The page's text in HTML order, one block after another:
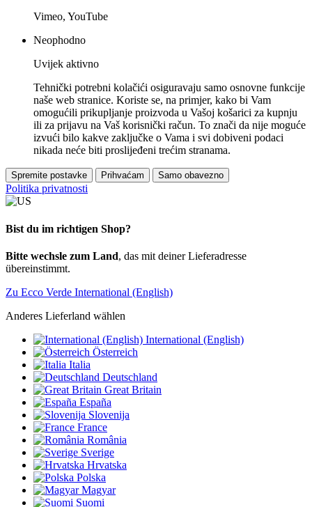
Vimeo, YouTube
Neophodno
Uvijek aktivno
Tehnički potrebni kolačići osiguravaju samo osnovne funkcije
naše web stranice. Koriste se, na primjer, kako bi Vam
omogućili prikupljanje proizvoda u Vašoj košarici za kupnju
ili za prijavu na Vaš korisnički račun. To znači da nije moguće
izvući bilo kakve zaključke o Vama i svi dobiveni podaci
nikada neće biti proslijeđeni trećim stranama.
Spremite postavke Prihvaćam Samo obavezno
Politika privatnosti
Bist du im richtigen Shop?
Bitte wechsle zum Land, das mit deiner Lieferadresse
übereinstimmt.
Zu Ecco Verde International (English)
Anderes Lieferland wählen
International (English)
Österreich
Italia
Deutschland
Great Britain
España
Slovenija
France
România
Sverige
Hrvatska
Polska
Magyar
Suomi